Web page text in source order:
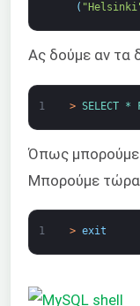
(
Ας δούμε αν τα
1 > SELECT *
Όπως μπορούμε
Μπορούμε τώρα
1 > exit